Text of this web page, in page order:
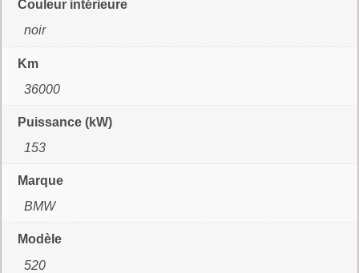
Couleur intérieure
noir
Km
36000
Puissance (kW)
153
Marque
BMW
Modèle
520